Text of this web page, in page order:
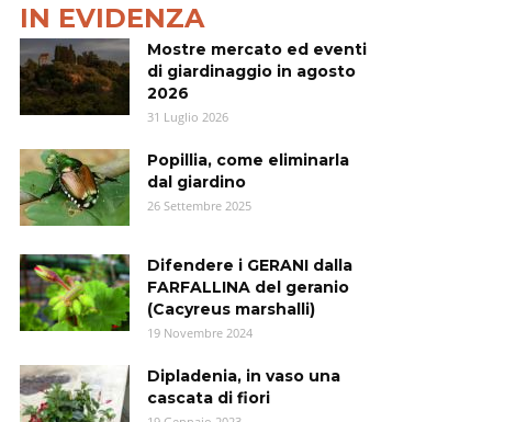
IN EVIDENZA
Mostre mercato ed eventi
di giardinaggio in agosto
2026
31 Luglio 2026
Popillia, come eliminarla
dal giardino
26 Settembre 2025
Difendere i GERANI dalla
FARFALLINA del geranio
(Cacyreus marshalli)
19 Novembre 2024
Dipladenia, in vaso una
cascata di fiori